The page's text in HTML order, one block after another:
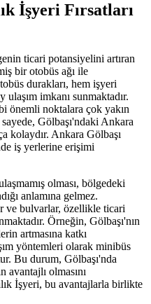
İşyeri Fırsatları
ticari potansiyelini artıran
bir otobüs ağı ile
durakları, hem işyeri
imkanı sunmaktadır.
önemli noktalara çok yakın
Gölbaşı'ndaki Ankara
kolaydır. Ankara Gölbaşı
iş yerlerine erişimi
olması, bölgedeki
anlamına gelmez.
ve bulvarlar, özellikle ticari
Örneğin, Gölbaşı'nın
artmasına katkı
yöntemleri olarak minibüs
Bu durum, Gölbaşı'nda
avantajlı olmasını
İşyeri, bu avantajlarla birlikte